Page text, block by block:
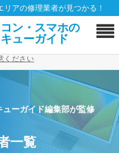
アの修理業者が見つかる！
ン・スマホの
ューガイド
ください
ーガイド編集部が監修
一覧